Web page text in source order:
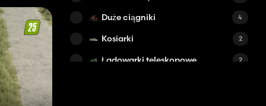
Duże ciągniki 4
Kosiarki 2
Ładowarki teleskopowe 2